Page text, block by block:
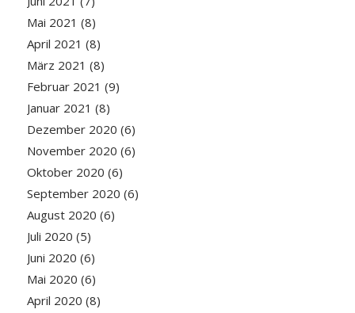
Mai 2021 (8)
April 2021 (8)
März 2021 (8)
Februar 2021 (9)
Januar 2021 (8)
Dezember 2020 (6)
November 2020 (6)
Oktober 2020 (6)
September 2020 (6)
August 2020 (6)
Juli 2020 (5)
Juni 2020 (6)
Mai 2020 (6)
April 2020 (8)